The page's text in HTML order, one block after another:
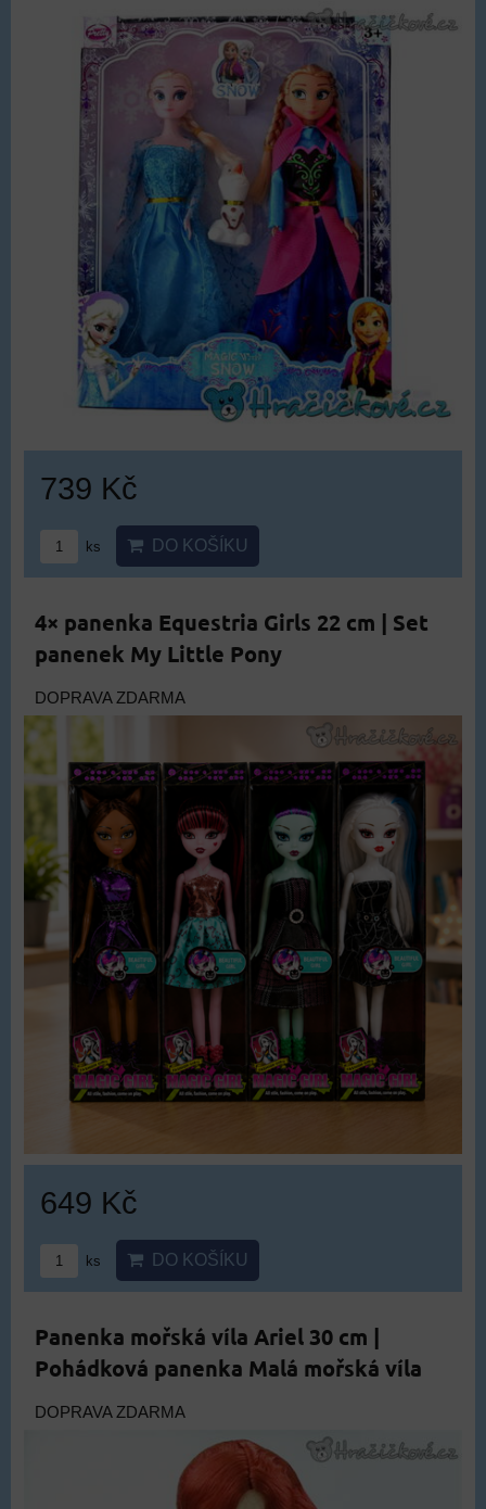
739 Kč
ks DO KOŠÍKU
4× panenka Equestria Girls 22 cm | Set
panenek My Little Pony
DOPRAVA ZDARMA
649 Kč
ks DO KOŠÍKU
Panenka mořská víla Ariel 30 cm |
Pohádková panenka Malá mořská víla
DOPRAVA ZDARMA